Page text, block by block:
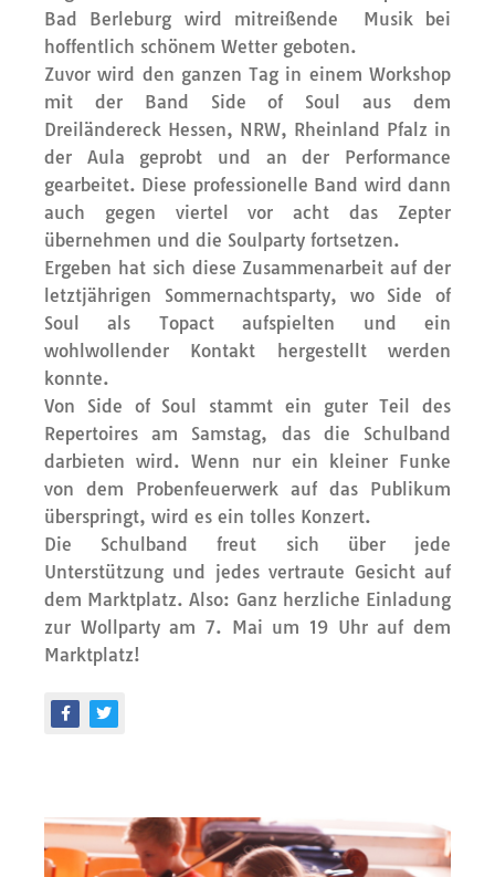
Bad Berleburg wird mitreißende Musik bei
hoffentlich schönem Wetter geboten.
Zuvor wird den ganzen Tag in einem Workshop
mit der Band Side of Soul aus dem
Dreiländereck Hessen, NRW, Rheinland Pfalz in
der Aula geprobt und an der Performance
gearbeitet. Diese professionelle Band wird dann
auch gegen viertel vor acht das Zepter
übernehmen und die Soulparty fortsetzen.
Ergeben hat sich diese Zusammenarbeit auf der
letztjährigen Sommernachtsparty, wo Side of
Soul als Topact aufspielten und ein
wohlwollender Kontakt hergestellt werden
konnte.
Von Side of Soul stammt ein guter Teil des
Repertoires am Samstag, das die Schulband
darbieten wird. Wenn nur ein kleiner Funke
von dem Probenfeuerwerk auf das Publikum
überspringt, wird es ein tolles Konzert.
Die Schulband freut sich über jede
Unterstützung und jedes vertraute Gesicht auf
dem Marktplatz. Also: Ganz herzliche Einladung
zur Wollparty am 7. Mai um 19 Uhr auf dem
Marktplatz!